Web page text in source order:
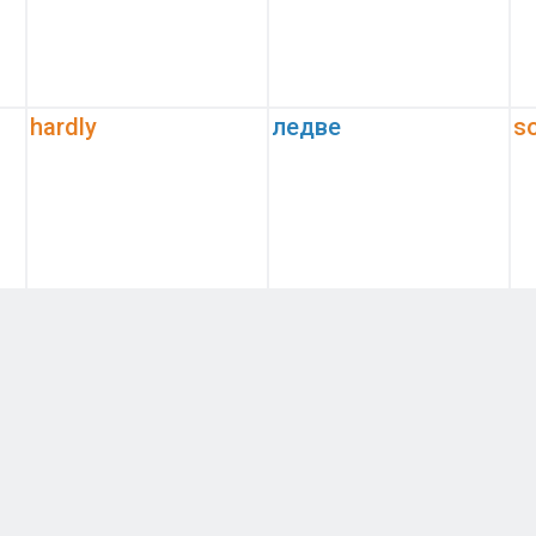
hardly ледве